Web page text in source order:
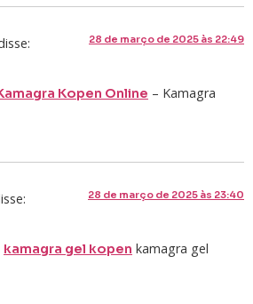
28 de março de 2025 às 22:49
Kopen Online – Kamagra
28 de março de 2025 às 23:40
kamagra gel kopen kamagra gel